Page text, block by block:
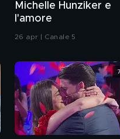
Michelle Hunziker e
l'amore
26 apr | Canale 5